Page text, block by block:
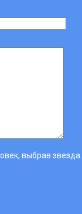
выбрав звезда